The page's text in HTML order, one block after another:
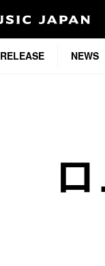
RELEASE NEWS